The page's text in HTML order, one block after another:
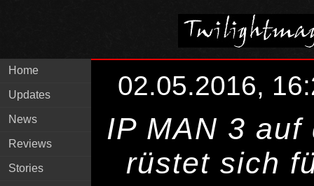
Home
Updates
News
Reviews
Stories
02.05.2016,
IP MAN 3
rüstet sich